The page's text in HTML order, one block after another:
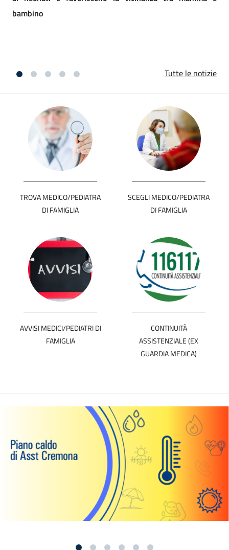
Tutte le notizie
TROVA MEDICO/PEDIATRA
DI FAMIGLIA
SCEGLI MEDICO/PEDIATRA
DI FAMIGLIA
AVVISI MEDICI/PEDIATRI DI
FAMIGLIA
CONTINUITÀ
ASSISTENZIALE (EX
GUARDIA MEDICA)